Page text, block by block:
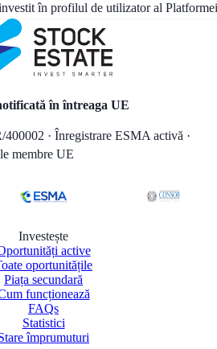
în profilul de utilizator al
în întreaga UE
· Înregistrare ESMA activă ·
membre UE
Investește
active
oportunitățile
Piața secundară
funcționează
FAQs
Statistici
împrumuturi